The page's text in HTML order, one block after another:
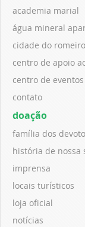
academia marial
água mineral
cidade do romeiro
centro de apoio
centro de
contato
doação
família dos
história de nossa
imprensa
locais turísticos
loja oficial
notícias